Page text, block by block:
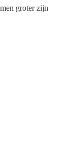
groter zijn